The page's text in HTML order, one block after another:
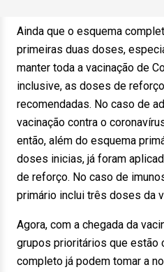
Ainda que o esquema
primeiras duas doses,
manter toda a vacinação de
inclusive, as doses de
recomendadas. No caso de
vacinação contra o
então, além do esquema
doses inicias, já foram
de reforço. No caso de
primário inclui três doses da
Agora, com a chegada da
grupos prioritários que estão
completo já podem tomar a